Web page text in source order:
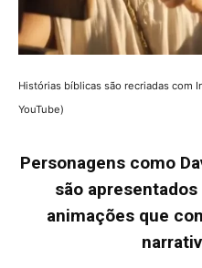
Histórias bíblicas são recriadas com
YouTube)
Personagens como
são
animações que